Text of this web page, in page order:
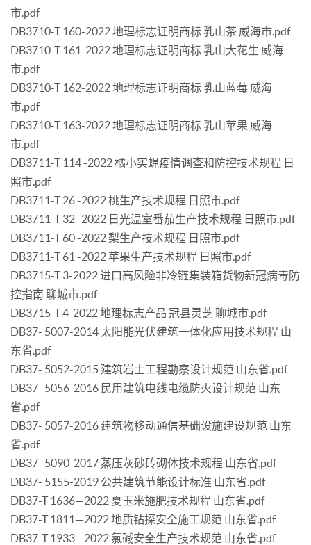
市.pdf
DB3710-T 160-2022 地理标志证明商标 乳山茶 威海市.pdf
DB3710-T 161-2022 地理标志证明商标 乳山大花生 威海
市.pdf
DB3710-T 162-2022 地理标志证明商标 乳山蓝莓 威海
市.pdf
DB3710-T 163-2022 地理标志证明商标 乳山苹果 威海
市.pdf
DB3711-T 114 -2022 橘小实蝇疫情调查和防控技术规程 日
照市.pdf
DB3711-T 26 -2022 桃生产技术规程 日照市.pdf
DB3711-T 32 -2022 日光温室番茄生产技术规程 日照市.pdf
DB3711-T 60 -2022 梨生产技术规程 日照市.pdf
DB3711-T 61 -2022 苹果生产技术规程 日照市.pdf
DB3715-T 3-2022 进口高风险非冷链集装箱货物新冠病毒防
控指南 聊城市.pdf
DB3715-T 4-2022 地理标志产品 冠县灵芝 聊城市.pdf
DB37- 5007-2014 太阳能光伏建筑一体化应用技术规程 山
东省.pdf
DB37- 5052-2015 建筑岩土工程勘察设计规范 山东省.pdf
DB37- 5056-2016 民用建筑电线电缆防火设计规范 山东
省.pdf
DB37- 5057-2016 建筑物移动通信基础设施建设规范 山东
省.pdf
DB37- 5090-2017 蒸压灰砂砖砌体技术规程 山东省.pdf
DB37- 5155-2019 公共建筑节能设计标准 山东省.pdf
DB37-T 1636—2022 夏玉米施肥技术规程 山东省.pdf
DB37-T 1811—2022 地质钻探安全施工规范 山东省.pdf
DB37-T 1933—2022 氯碱安全生产技术规范 山东省.pdf